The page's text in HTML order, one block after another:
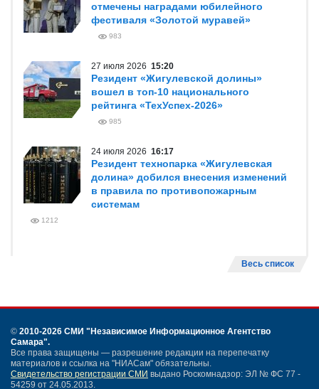
отмечены наградами юбилейного
фестиваля «Золотой муравей»
983
27 июля 2026 15:20
Резидент «Жигулевской долины»
вошел в топ-10 национального
рейтинга «ТехУспех-2026»
985
24 июля 2026 16:17
Резидент технопарка «Жигулевская
долина» добился внесения изменений
в правила по противопожарным
системам
1212
Весь список
© 2010-2026 СМИ "Независимое Информационное Агентство
Самара".
Все права защищены — разрешение редакции на перепечатку
материалов и ссылка на "НИАСам" обязательны.
Свидетельство регистрации СМИ выдано Роскомнадзор: ЭЛ № ФС 77 -
54259 от 24.05.2013.